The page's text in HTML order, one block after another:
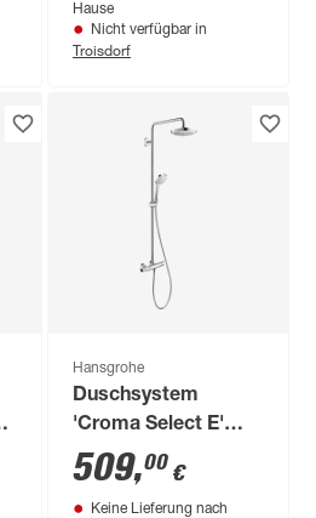
Hause
Nicht verfügbar in
Troisdorf
Hansgrohe
Duschsystem
'Croma Select E'
weiß-chromfarben
zwei Strahlarten
509,00 €
Keine Lieferung nach